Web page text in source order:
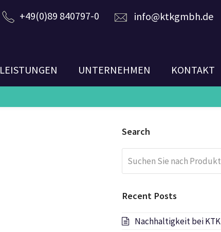
+49(0)89 840797-0 info@ktkgmbh.de
LEISTUNGEN UNTERNEHMEN KONTAKT
Search
Sie
nach
oder
Recent Posts
Nachhaltigkeit bei KTK